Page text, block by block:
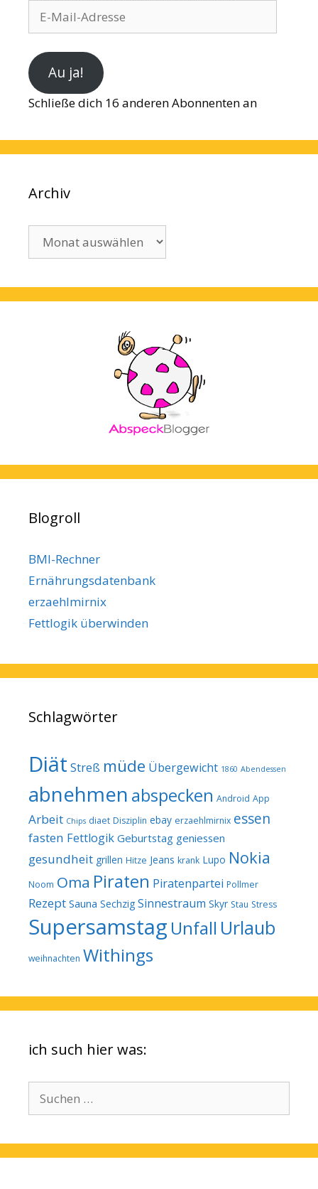
Mail-
Au ja!
Schließe dich 16 anderen Abonnenten an
Archiv
Blogroll
BMI-Rechner
Ernährungsdatenbank
erzaehlmirnix
Fettlogik überwinden
Schlagwörter
Diät Streß müde Übergewicht 1860 Abendessen
abnehmen abspecken Android App
Arbeit Chips diaet Disziplin ebay erzaehlmirnix essen
fasten Fettlogik Geburtstag geniessen
gesundheit grillen Hitze Jeans krank Lupo Nokia
Noom Oma Piraten Piratenpartei Pollmer
Rezept Sauna Sechzig Sinnestraum Skyr Stau Stress
Supersamstag Unfall Urlaub
weihnachten Withings
ich such hier was:
nach: